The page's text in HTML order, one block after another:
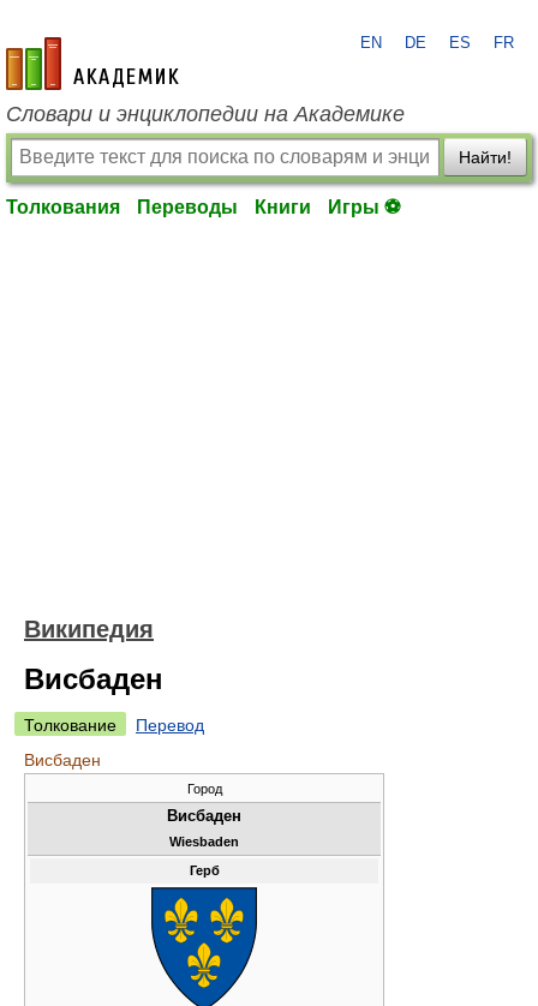
academic.ru
EN DE ES FR
Словари и энциклопедии на Академике
Найти!
Толкования Переводы Книги Игры ⚽
Википедия
Висбаден
Толкование
Перевод
Висбаден
Город
Висбаден
Wiesbaden
Герб